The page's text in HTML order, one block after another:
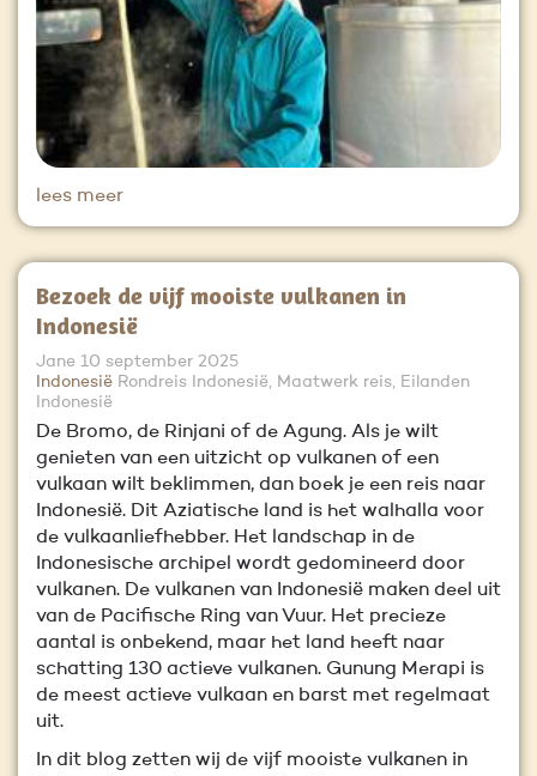
lees meer
Bezoek de vijf mooiste vulkanen in
Indonesië
Jane 10 september 2025
Indonesië Rondreis Indonesië, Maatwerk reis, Eilanden
Indonesië
De Bromo, de Rinjani of de Agung. Als je wilt
genieten van een uitzicht op vulkanen of een
vulkaan wilt beklimmen, dan boek je een reis naar
Indonesië. Dit Aziatische land is het walhalla voor
de vulkaanliefhebber. Het landschap in de
Indonesische archipel wordt gedomineerd door
vulkanen. De vulkanen van Indonesië maken deel uit
van de Pacifische Ring van Vuur. Het precieze
aantal is onbekend, maar het land heeft naar
schatting 130 actieve vulkanen. Gunung Merapi is
de meest actieve vulkaan en barst met regelmaat
uit.
In dit blog zetten wij de vijf mooiste vulkanen in